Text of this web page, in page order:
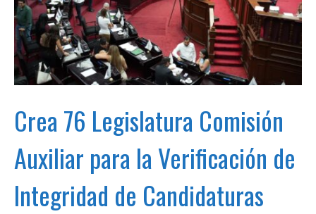
Crea 76 Legislatura Comisión
Auxiliar para la Verificación de
Integridad de Candidaturas